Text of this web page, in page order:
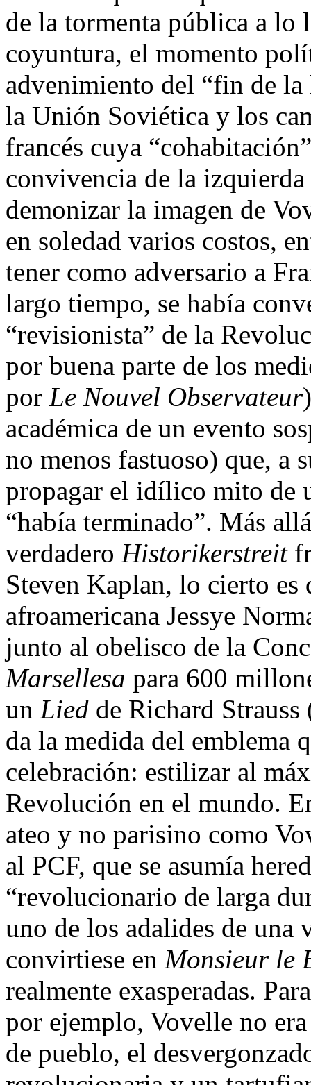
de la tormenta pública a lo
coyuntura, el momento
advenimiento del “fin de
la Unión Soviética y los
francés cuya
convivencia de la
demonizar la imagen de
en soledad varios costos,
tener como adversario a
largo tiempo, se había
“revisionista” de la
por buena parte de los
por Le Nouvel Observateur
académica de un evento
no menos fastuoso) que, a
propagar el idílico mito de
“había terminado”. Más
verdadero Historikerstreit
Steven Kaplan, lo cierto es
afroamericana Jessye
junto al obelisco de la
Marsellesa para 600
un Lied de Richard
da la medida del emblema
celebración: estilizar al
Revolución en el mundo.
ateo y no parisino como
al PCF, que se asumía
“revolucionario de larga
uno de los adalides de una
convirtiese en Monsieur le
realmente exasperadas.
por ejemplo, Vovelle no
de pueblo, el